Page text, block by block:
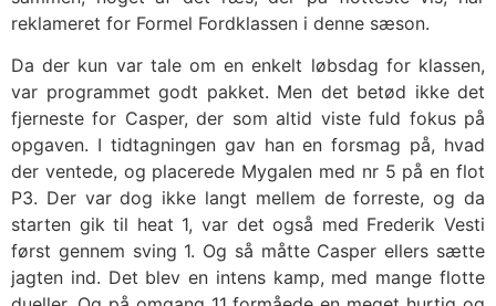
reklameret for Formel Fordklassen i denne sæson.
Da der kun var tale om en enkelt løbsdag for klassen,
var programmet godt pakket. Men det betød ikke det
fjerneste for Casper, der som altid viste fuld fokus på
opgaven. I tidtagningen gav han en forsmag på, hvad
der ventede, og placerede Mygalen med nr 5 på en flot
P3. Der var dog ikke langt mellem de forreste, og da
starten gik til heat 1, var det også med Frederik Vesti
først gennem sving 1. Og så måtte Casper ellers sætte
jagten ind. Det blev en intens kamp, med mange flotte